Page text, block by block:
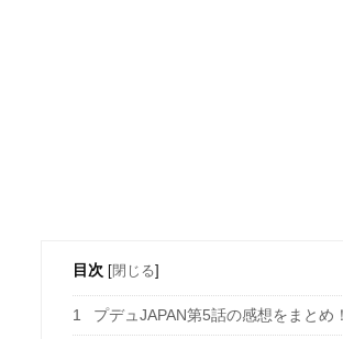
目次 [閉じる]
1 プデュJAPAN第5話の感想をまとめ！